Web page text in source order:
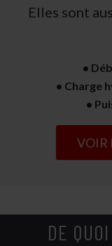
Elles sont
•
• Charge
•
VOIR
DE